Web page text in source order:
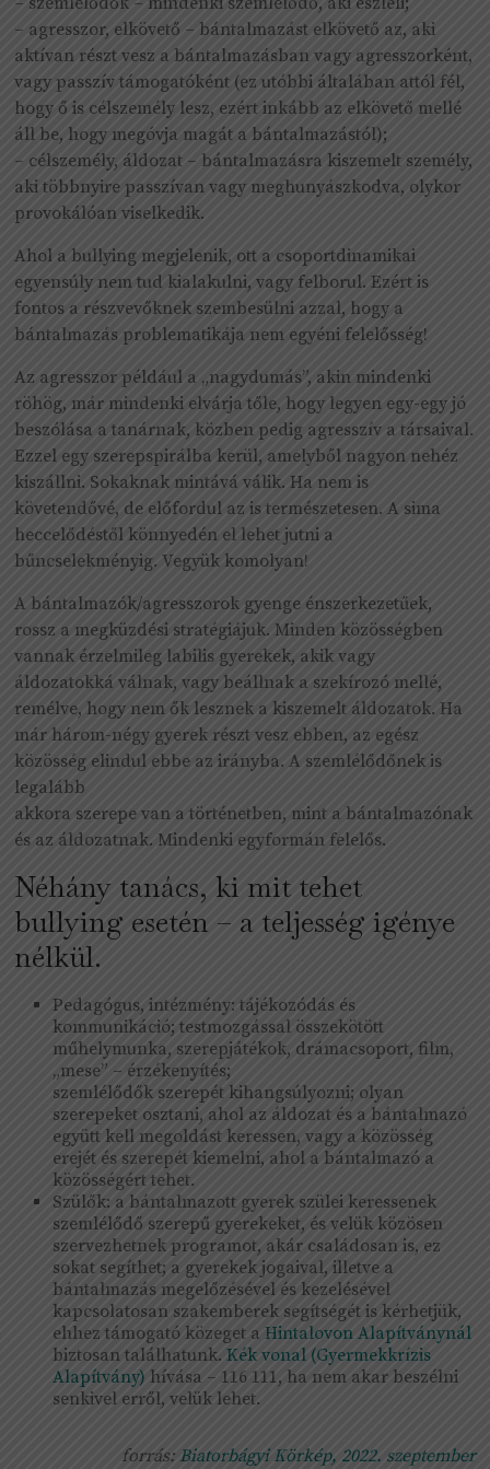
– agresszor, elkövető – bántalmazást elkövető az, aki
aktívan részt vesz a bántalmazásban vagy agresszorként,
vagy passzív támogatóként (ez utóbbi általában attól fél,
hogy ő is célszemély lesz, ezért inkább az elkövető mellé
áll be, hogy megóvja magát a bántalmazástól);
– célszemély, áldozat – bántalmazásra kiszemelt személy,
aki többnyire passzívan vagy meghunyászkodva, olykor
provokálóan viselkedik.
Ahol a bullying megjelenik, ott a csoportdinamikai
egyensúly nem tud kialakulni, vagy felborul. Ezért is
fontos a részvevőknek szembesülni azzal, hogy a
bántalmazás problematikája nem egyéni felelősség!
Az agresszor például a „nagydumás”, akin mindenki
röhög, már mindenki elvárja tőle, hogy legyen egy-egy jó
beszólása a tanárnak, közben pedig agresszív a társaival.
Ezzel egy szerepspirálba kerül, amelyből nagyon nehéz
kiszállni. Sokaknak mintává válik. Ha nem is
követendővé, de előfordul az is természetesen. A sima
heccelődéstől könnyedén el lehet jutni a
bűncselekményig. Vegyük komolyan!
A bántalmazók/agresszorok gyenge énszerkezetűek,
rossz a megküzdési stratégiájuk. Minden közösségben
vannak érzelmileg labilis gyerekek, akik vagy
áldozatokká válnak, vagy beállnak a szekírozó mellé,
remélve, hogy nem ők lesznek a kiszemelt áldozatok. Ha
már három-négy gyerek részt vesz ebben, az egész
közösség elindul ebbe az irányba. A szemlélődőnek is
legalább
akkora szerepe van a történetben, mint a bántalmazónak
és az áldozatnak. Mindenki egyformán felelős.
Néhány tanács, ki mit tehet
bullying esetén – a teljesség igénye
nélkül.
Pedagógus, intézmény: tájékozódás és
kommunikáció; testmozgással összekötött
műhelymunka, szerepjátékok, drámacsoport, film,
„mese” – érzékenyítés;
szemlélődők szerepét kihangsúlyozni; olyan
szerepeket osztani, ahol az áldozat és a bántalmazó
együtt kell megoldást keressen, vagy a közösség
erejét és szerepét kiemelni, ahol a bántalmazó a
közösségért tehet.
Szülők: a bántalmazott gyerek szülei keressenek
szemlélődő szerepű gyerekeket, és velük közösen
szervezhetnek programot, akár családosan is, ez
sokat segíthet; a gyerekek jogaival, illetve a
bántalmazás megelőzésével és kezelésével
kapcsolatosan szakemberek segítségét is kérhetjük,
ehhez támogató közeget aHintalovon Alapítványnál
biztosan találhatunk.Kék vonal (Gyermekkrízis
Alapítvány) hívása – 116 111, ha nem akar beszélni
senkivel erről, velük lehet.
forrás: Biatorbágyi Körkép, 2022. szeptember